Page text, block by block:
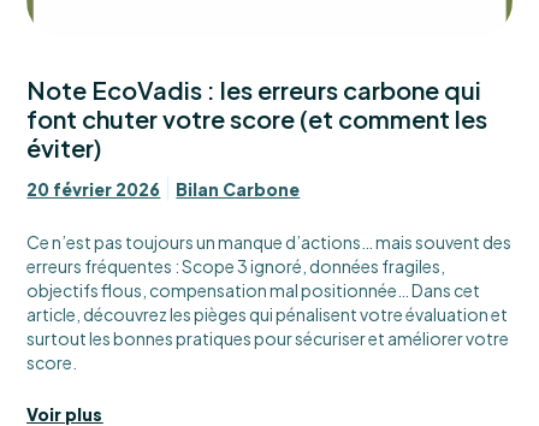
Note EcoVadis : les erreurs carbone qui
font chuter votre score (et comment les
éviter)
20 février 2026 Bilan Carbone
Ce n’est pas toujours un manque d’actions… mais souvent des
erreurs fréquentes : Scope 3 ignoré, données fragiles,
objectifs flous, compensation mal positionnée… Dans cet
article, découvrez les pièges qui pénalisent votre évaluation et
surtout les bonnes pratiques pour sécuriser et améliorer votre
score.
Voir plus